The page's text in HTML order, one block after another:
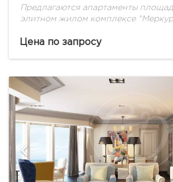
Предлагаются апартаменты
элитном жилом комплексе
столицы, гостиницу "Украина",
Цена по запросу